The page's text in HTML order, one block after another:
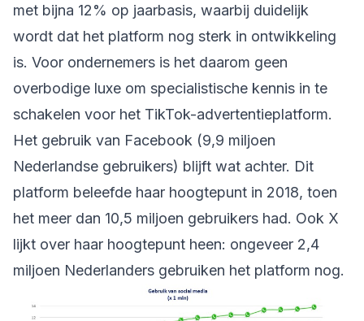
met bijna 12% op jaarbasis, waarbij duidelijk
wordt dat het platform nog sterk in ontwikkeling
is. Voor ondernemers is het daarom geen
overbodige luxe om specialistische kennis in te
schakelen voor het TikTok-advertentieplatform.
Het gebruik van Facebook (9,9 miljoen
Nederlandse gebruikers) blijft wat achter. Dit
platform beleefde haar hoogtepunt in 2018, toen
het meer dan 10,5 miljoen gebruikers had. Ook X
lijkt over haar hoogtepunt heen: ongeveer 2,4
miljoen Nederlanders gebruiken het platform nog.